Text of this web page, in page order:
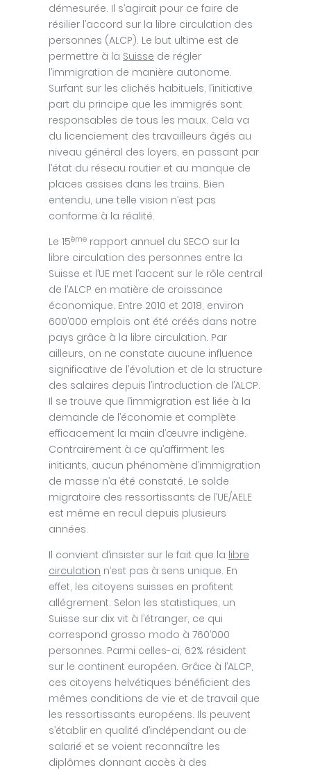
démesurée. Il s’agirait pour ce faire de
résilier l’accord sur la libre circulation des
personnes (ALCP). Le but ultime est de
permettre à la Suisse de régler
l’immigration de manière autonome.
Surfant sur les clichés habituels, l’initiative
part du principe que les immigrés sont
responsables de tous les maux. Cela va
du licenciement des travailleurs âgés au
niveau général des loyers, en passant par
l’état du réseau routier et au manque de
places assises dans les trains. Bien
entendu, une telle vision n’est pas
conforme à la réalité.
Le 15ème rapport annuel du SECO sur la
libre circulation des personnes entre la
Suisse et l’UE met l’accent sur le rôle central
de l’ALCP en matière de croissance
économique. Entre 2010 et 2018, environ
600’000 emplois ont été créés dans notre
pays grâce à la libre circulation. Par
ailleurs, on ne constate aucune influence
significative de l’évolution et de la structure
des salaires depuis l’introduction de l’ALCP.
Il se trouve que l’immigration est liée à la
demande de l’économie et complète
efficacement la main d’œuvre indigène.
Contrairement à ce qu’affirment les
initiants, aucun phénomène d’immigration
de masse n’a été constaté. Le solde
migratoire des ressortissants de l’UE/AELE
est même en recul depuis plusieurs
années.
Il convient d’insister sur le fait que la libre
circulation n’est pas à sens unique. En
effet, les citoyens suisses en profitent
allégrement. Selon les statistiques, un
Suisse sur dix vit à l’étranger, ce qui
correspond grosso modo à 760’000
personnes. Parmi celles-ci, 62% résident
sur le continent européen. Grâce à l’ALCP,
ces citoyens helvétiques bénéficient des
mêmes conditions de vie et de travail que
les ressortissants européens. Ils peuvent
s’établir en qualité d’indépendant ou de
salarié et se voient reconnaître les
diplômes donnant accès à des